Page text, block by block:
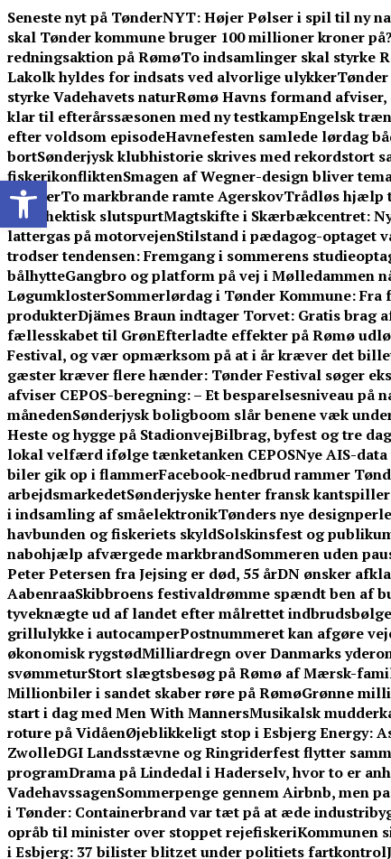
Skip
to
content
Seneste nyt på TønderNYT:Højer Pølser i spil til ny
skal Tønder kommune bruger 100 millioner kroner på?
redningsaktion på RømøTo indsamlinger skal styrke
Lakolk hyldes for indsats ved alvorlige ulykker
styrke Vadehavets naturRømø Havns formand
klar til efterårssæsonen med ny testkampEngelsk
efter voldsom episodeHavnefesten samlede lørdag
bortSønderjysk klubhistorie skrives med rekordstort
fiskerikonfliktenSmagen af Wegner-design bliver
kræfterTo markbrande ramte AgerskovTrådløs hjælp
efter hektisk slutspurtMagtskifte i Skærbækcentret:
lattergas på motorvejenStilstand i pædagog-optaget
trodser tendensen: Fremgang i sommerens
bålhytteGangbro og platform på vej i Mølledammen
LøgumklosterSommerlørdag i Tønder Kommune:
produkterDjämes Braun indtager Torvet: Gratis brag
fællesskabet til GrønEfterladte effekter på Rømø
Festival, og vær opmærksom på at i år kræver det
gæster kræver flere hænder: Tønder Festival søger
afviser CEPOS-beregning: – Et besparelsesniveau
månedenSønderjysk boligboom slår benene væk
Heste og hygge på StadionvejBilbrag, byfest og tre
lokal velfærd ifølge tænketanken CEPOSNye AIS-
biler gik op i flammerFacebook-nedbrud rammer
arbejdsmarkedetSønderjyske henter fransk
i indsamling af småelektronikTønders nye
havbunden og fiskeriets skyldSolskinsfest og
nabohjælp afværgede markbrandSommeren uden
Peter Petersen fra Jejsing er død, 55 årDN ønsker
AabenraaSkibbroens festivaldrømme spændt ben af
tyveknægte ud af landet efter målrettet indbrudsbølge
grillulykke i autocamperPostnummeret kan afgøre
økonomisk rygstødMilliardregn over Danmarks
svømmeturStort slægtsbesøg på Rømø af Mærsk-
Millionbiler i sandet skaber røre på RømøGrønne
start i dag med Men With MannersMusikalsk
roture på VidåenØjeblikkeligt stop i Esbjerg Energy:
ZwolleDGI Landsstævne og Ringriderfest flytter
programDrama på Lindedal i Haderselv, hvor to er
VadehavssagenSommerpenge gennem Airbnb, men
i Tønder: Containerbrand var tæt på at æde
opråb til minister over stoppet rejefiskeriKommunen
i Esbjerg: 37 bilister blitzet under politiets fartkontrol
Open toolbar